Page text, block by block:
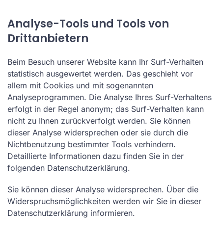
Analyse-Tools und Tools von
Drittanbietern
Beim Besuch unserer Website kann Ihr Surf-Verhalten
statistisch ausgewertet werden. Das geschieht vor
allem mit Cookies und mit sogenannten
Analyseprogrammen. Die Analyse Ihres Surf-Verhaltens
erfolgt in der Regel anonym; das Surf-Verhalten kann
nicht zu Ihnen zurückverfolgt werden. Sie können
dieser Analyse widersprechen oder sie durch die
Nichtbenutzung bestimmter Tools verhindern.
Detaillierte Informationen dazu finden Sie in der
folgenden Datenschutzerklärung.
Sie können dieser Analyse widersprechen. Über die
Widerspruchsmöglichkeiten werden wir Sie in dieser
Datenschutzerklärung informieren.